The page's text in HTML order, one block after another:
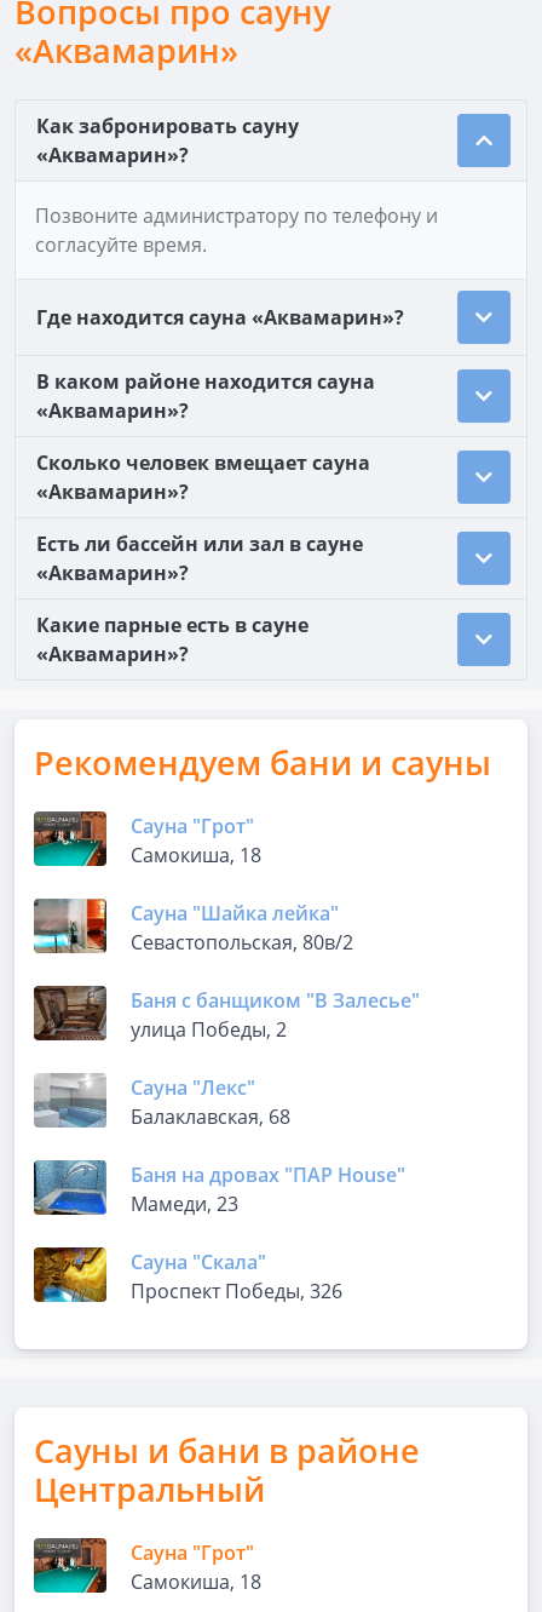
Вопросы про сауну
«Аквамарин»
Как забронировать сауну
«Аквамарин»?
Позвоните администратору по телефону и
согласуйте время.
Где находится сауна «Аквамарин»?
В каком районе находится сауна
«Аквамарин»?
Сколько человек вмещает сауна
«Аквамарин»?
Есть ли бассейн или зал в сауне
«Аквамарин»?
Какие парные есть в сауне
«Аквамарин»?
Рекомендуем бани и сауны
Сауна "Грот"
Самокиша, 18
Сауна "Шайка лейка"
Севастопольская, 80в/2
Баня с банщиком "В Залесье"
улица Победы, 2
Сауна "Лекс"
Балаклавская, 68
Баня на дровах "ПАР House"
Мамеди, 23
Сауна "Скала"
Проспект Победы, 326
Сауны и бани в районе
Центральный
Сауна "Грот"
Самокиша, 18